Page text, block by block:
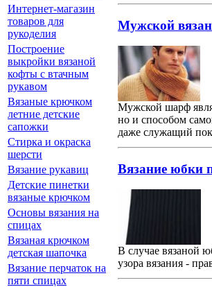
Мужской
Мужской шарф
но и способом
даже служащий
Вязание юбки
В случае вязаной
узора вязания -
Интернет-магазин
товаров для
рукоделия
Построение
выкройки вязаной
кофты с втачным
рукавом
Вязаные крючком
летние детские
сапожки
Стирка и окраска
шерсти
Вязание рукавиц
Детские пинетки
вязаные крючком
Основы вязания на
спицах
Вязаная крючком
детская шапочка
Вязание перчаток на
пяти спицах